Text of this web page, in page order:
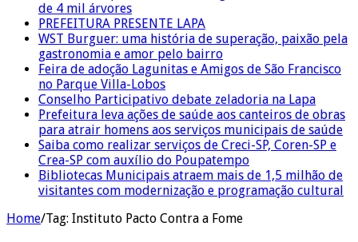
de 4 mil árvores
PREFEITURA PRESENTE LAPA
WST Burguer: uma história de superação, paixão pela
gastronomia e amor pelo bairro
Feira de adoção Lagunitas e Amigos de São Francisco
no Parque Villa-Lobos
Conselho Participativo debate zeladoria na Lapa
Prefeitura leva ações de saúde aos canteiros de obras
para atrair homens aos serviços municipais de saúde
Saiba como realizar serviços de Creci-SP, Coren-SP e
Crea-SP com auxílio do Poupatempo
Bibliotecas Municipais atraem mais de 1,5 milhão de
visitantes com modernização e programação cultural
Home/Tag: Instituto Pacto Contra a Fome